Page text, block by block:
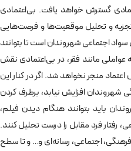
گسترش خواهد یافت. بی‌اعتمادی
تجزیه و تحلیل موقعیت‌ها و فرصت‌هایی
اجتماعی شهروندان است تا بتوانند
عواملی مانند فقر، در بی‌اعتمادی نقش
منجر نخواهد شد. اگر در کنار این
شهروندان افزایش نیابد، برطرف کردن
باید بتوانند هنگام دیدن فیلم،
رفتار فرد مقابل را درست تحلیل کنند.
اجتماعی، رسانه‌ای و… و تا سطح